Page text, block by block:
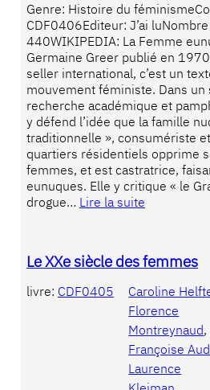
Genre: Histoire du
CDF0406Editeur: J’ai
440WIKIPEDIA: La Femme
Germaine Greer publié en
seller international, c’est un
mouvement féministe. Dans un
recherche académique et
y défend l’idée que la famille
traditionnelle », consumériste
quartiers résidentiels opprime
femmes, et est castratrice,
eunuques. Elle y critique « le
drogue… Lire la suite
Le XXe siècle des femmes
livre: CDF0405 Caroline
Florence
Montreynaud
Françoise
Laurence